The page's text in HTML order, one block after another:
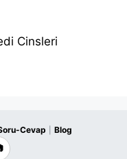
Cinsleri
Cevap Blog